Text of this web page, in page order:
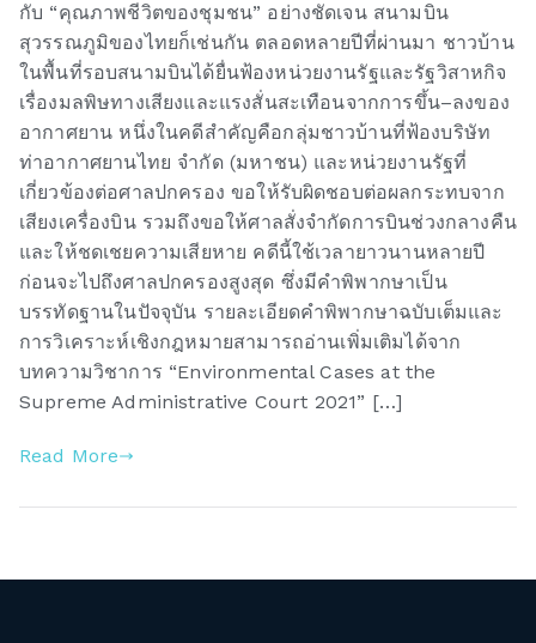
กับ “คุณภาพชีวิตของชุมชน” อย่างชัดเจน สนามบิน
สุวรรณภูมิของไทยก็เช่นกัน ตลอดหลายปีที่ผ่านมา ชาวบ้าน
ในพื้นที่รอบสนามบินได้ยื่นฟ้องหน่วยงานรัฐและรัฐวิสาหกิจ
เรื่องมลพิษทางเสียงและแรงสั่นสะเทือนจากการขึ้น–ลงของ
อากาศยาน หนึ่งในคดีสำคัญคือกลุ่มชาวบ้านที่ฟ้องบริษัท
ท่าอากาศยานไทย จำกัด (มหาชน) และหน่วยงานรัฐที่
เกี่ยวข้องต่อศาลปกครอง ขอให้รับผิดชอบต่อผลกระทบจาก
เสียงเครื่องบิน รวมถึงขอให้ศาลสั่งจำกัดการบินช่วงกลางคืน
และให้ชดเชยความเสียหาย คดีนี้ใช้เวลายาวนานหลายปี
ก่อนจะไปถึงศาลปกครองสูงสุด ซึ่งมีคำพิพากษาเป็น
บรรทัดฐานในปัจจุบัน รายละเอียดคำพิพากษาฉบับเต็มและ
การวิเคราะห์เชิงกฎหมายสามารถอ่านเพิ่มเติมได้จาก
บทความวิชาการ “Environmental Cases at the
Supreme Administrative Court 2021” […]
Read More